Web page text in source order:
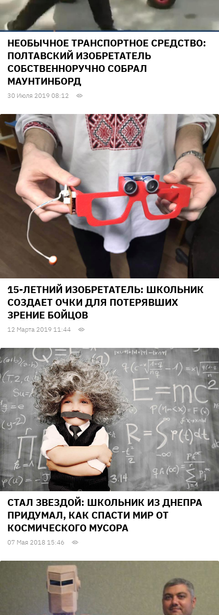
НЕОБЫЧНОЕ ТРАНСПОРТНОЕ СРЕДСТВО:
ПОЛТАВСКИЙ ИЗОБРЕТАТЕЛЬ
СОБСТВЕННОРУЧНО СОБРАЛ
МАУНТИНБОРД
30 Июля 2019 08:12
15-ЛЕТНИЙ ИЗОБРЕТАТЕЛЬ: ШКОЛЬНИК
СОЗДАЕТ ОЧКИ ДЛЯ ПОТЕРЯВШИХ
ЗРЕНИЕ БОЙЦОВ
12 Марта 2019 11:44
СТАЛ ЗВЕЗДОЙ: ШКОЛЬНИК ИЗ ДНЕПРА
ПРИДУМАЛ, КАК СПАСТИ МИР ОТ
КОСМИЧЕСКОГО МУСОРА
07 Мая 2018 15:46